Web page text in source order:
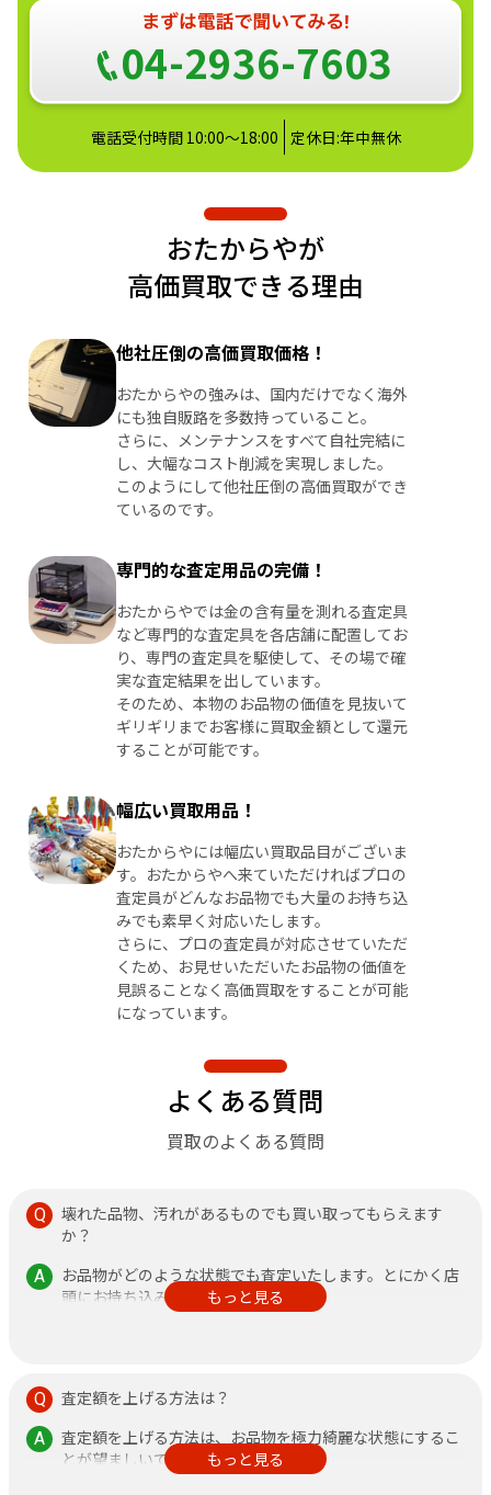
04-2936-7603
電話受付時間 10:00～18:00 定休日:年中無休
おたからやが
高価買取できる理由
他社圧倒の高価買取価格！
おたからやの強みは、国内だけでなく海外
にも独自販路を多数持っていること。
さらに、メンテナンスをすべて自社完結に
し、大幅なコスト削減を実現しました。
このようにして他社圧倒の高価買取ができ
ているのです。
専門的な査定用品の完備！
おたからやでは金の含有量を測れる査定具
など専門的な査定具を各店舗に配置してお
り、専門の査定具を駆使して、その場で確
実な査定結果を出しています。
そのため、本物のお品物の価値を見抜いて
ギリギリまでお客様に買取金額として還元
することが可能です。
幅広い買取用品！
おたからやには幅広い買取品目がございま
す。おたからやへ来ていただければプロの
査定員がどんなお品物でも大量のお持ち込
みでも素早く対応いたします。
さらに、プロの査定員が対応させていただ
くため、お見せいただいたお品物の価値を
見誤ることなく高価買取をすることが可能
になっています。
よくある質問
買取のよくある質問
壊れた品物、汚れがあるものでも買い取ってもらえます
か？
お品物がどのような状態でも査定いたします。とにかく店
頭にお持ち込みください。
その他、不安なことがありましたら何なりと店頭にお申し
もっと見る
査定額を上げる方法は？
査定額を上げる方法は、お品物を極力綺麗な状態にするこ
とが望ましいです。
また、鑑定書がある方が査定額アップに繋がりますので、
もっと見る